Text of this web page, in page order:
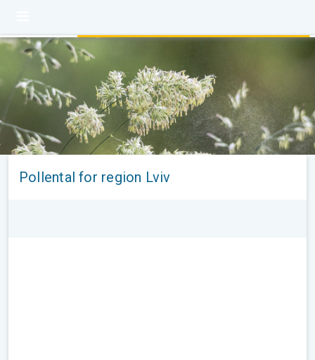
Pollental for region Lviv